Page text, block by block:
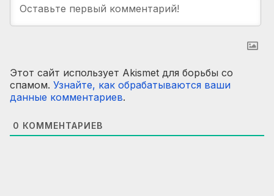
Этот сайт использует Akismet для борьбы со
спамом. Узнайте, как обрабатываются ваши
данные комментариев.
0 КОММЕНТАРИЕВ